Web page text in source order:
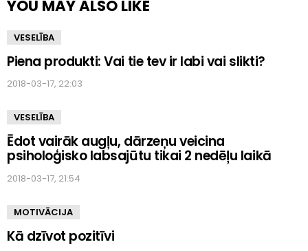
YOU MAY ALSO LIKE
VESELĪBA
Piena produkti: Vai tie tev ir labi vai slikti?
2018-03-17, 22:03
VESELĪBA
Ēdot vairāk augļu, dārzeņu veicina
psiholoģisko labsajūtu tikai 2 nedēļu laikā
2018-03-17, 21:54
MOTIVĀCIJA
Kā dzīvot pozitīvi